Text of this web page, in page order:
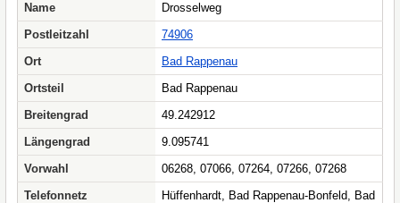
Name
Drosselweg
Postleitzahl
74906
Ort
Bad Rappenau
Ortsteil
Bad Rappenau
Breitengrad
49.242912
Längengrad
9.095741
Vorwahl
06268, 07066, 07264, 07266, 07268
Telefonnetz
Hüffenhardt, Bad Rappenau-Bonfeld, Bad